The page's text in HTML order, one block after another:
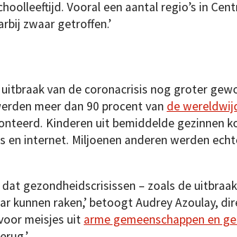
Vooral een aantal regio’s in
zwaar getroffen.’
van de coronacrisis nog groter
meer dan 90 procent van de
Kinderen uit bemiddelde gezinnen
internet. Miljoenen anderen werden
gezondheidscrisissen – zoals de
kunnen raken,’ betoogt Audrey Azoulay,
meisjes uit arme gemeenschappen en